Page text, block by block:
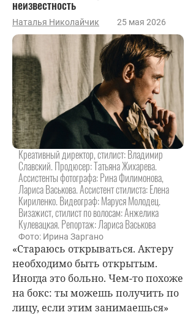
неизвестность
Наталья Николайчик 25 мая 2026
Креативный директор, стилист: Владимир
Славский. Продюсер: Татьяна Жихарева.
Ассистенты фотографа: Рина Филимонова,
Лариса Васькова. Ассистент стилиста: Елена
Кириленко. Видеограф: Маруся Молодец.
Визажист, стилист по волосам: Анжелика
Кулевацкая. Репортаж: Лариса Васькова
Фото: Ирина Заргано
«Стараюсь открываться. Актеру
необходимо быть открытым.
Иногда это больно. Чем-то похоже
на бокс: ты можешь получить по
лицу, если этим занимаешься»